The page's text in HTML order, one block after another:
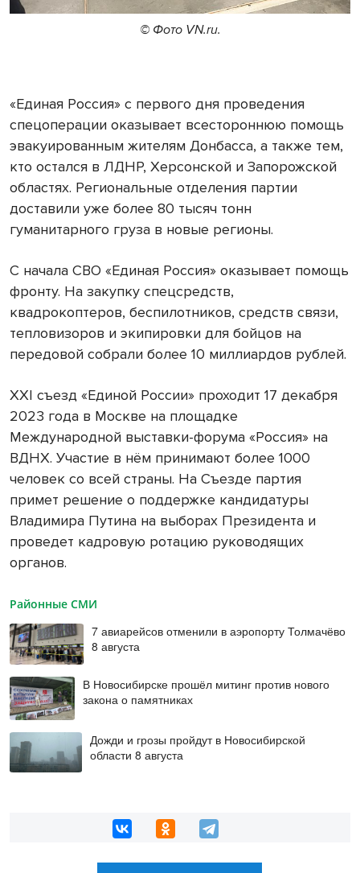
© Фото VN.ru.
«Единая Россия» с первого дня проведения
спецоперации оказывает всестороннюю помощь
эвакуированным жителям Донбасса, а также тем,
кто остался в ЛДНР, Херсонской и Запорожской
областях. Региональные отделения партии
доставили уже более 80 тысяч тонн
гуманитарного груза в новые регионы.
С начала СВО «Единая Россия» оказывает помощь
фронту. На закупку спецсредств,
квадрокоптеров, беспилотников, средств связи,
тепловизоров и экипировки для бойцов на
передовой собрали более 10 миллиардов рублей.
ХХI съезд «Единой России» проходит 17 декабря
2023 года в Москве на площадке
Международной выставки-форума «Россия» на
ВДНХ. Участие в нём принимают более 1000
человек со всей страны. На Съезде партия
примет решение о поддержке кандидатуры
Владимира Путина на выборах Президента и
проведет кадровую ротацию руководящих
органов.
Районные СМИ
7 авиарейсов отменили в аэропорту Толмачёво
8 августа
В Новосибирске прошёл митинг против нового
закона о памятниках
Дожди и грозы пройдут в Новосибирской
области 8 августа